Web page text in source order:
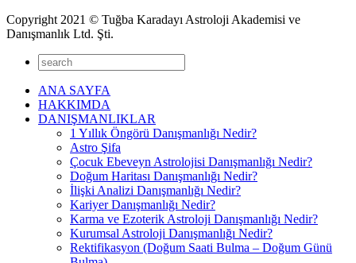
Copyright 2021 © Tuğba Karadayı Astroloji Akademisi ve
Danışmanlık Ltd. Şti.
ANA SAYFA
HAKKIMDA
DANIŞMANLIKLAR
1 Yıllık Öngörü Danışmanlığı Nedir?
Astro Şifa
Çocuk Ebeveyn Astrolojisi Danışmanlığı Nedir?
Doğum Haritası Danışmanlığı Nedir?
İlişki Analizi Danışmanlığı Nedir?
Kariyer Danışmanlığı Nedir?
Karma ve Ezoterik Astroloji Danışmanlığı Nedir?
Kurumsal Astroloji Danışmanlığı Nedir?
Rektifikasyon (Doğum Saati Bulma – Doğum Günü